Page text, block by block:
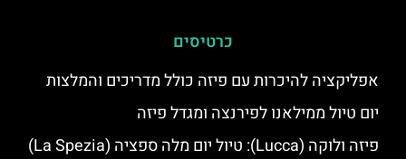
כרטיסים
אפליקציה להיכרות עם פיזה כולל מדריכים והמלצות
יום טיול ממילאנו לפירנצה ומגדל פיזה
פיזה ולוקה (Lucca): טיול יום מלה ספציה (La Spezia)